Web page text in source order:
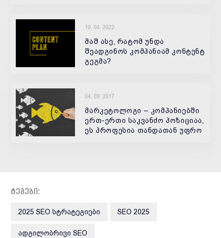
შთაგონებამ და ასევე ბოლო
წლებში ხელით შ
10. 04. 2022
მაშ ასე, რატომ უნდა
შეადგინოს კომპანიამ კონტენტ
გეგმა?
04. 09. 2017
მარკეტოლოგი – კომპანიებში
ერთ-ერთი საკვანძო პოზიციაა,
ეს პროფესია თანდათან უფრო
ტეგები:
2025 SEO ᲡᲢᲠᲐᲢᲔᲒᲘᲔᲑᲘ SEO 2025
ᲐᲓᲒᲘᲚᲝᲑᲠᲘᲕᲘ SEO